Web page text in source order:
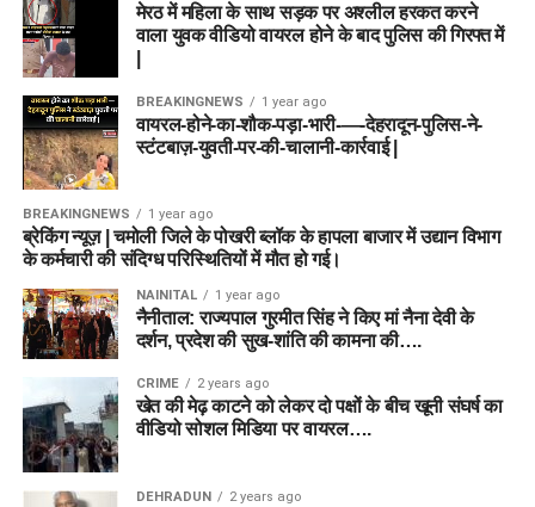
मेरठ में महिला के साथ सड़क पर अश्लील हरकत करने
वाला युवक वीडियो वायरल होने के बाद पुलिस की गिरफ्त में
BREAKINGNEWS 1 year ago
वायरल-होने-का-शौक-पड़ा-भारी-—-देहरादून-पुलिस-ने-
स्टंटबाज़-युवती-पर-की-चालानी-कार्रवाई |
BREAKINGNEWS 1 year ago
ब्रेकिंग न्यूज़ | चमोली जिले के पोखरी ब्लॉक के हापला बाजार में उद्यान विभाग
के कर्मचारी की संदिग्ध परिस्थितियों में मौत हो गई।
NAINITAL 1 year ago
नैनीताल: राज्यपाल गुरमीत सिंह ने किए मां नैना देवी के
दर्शन, प्रदेश की सुख-शांति की कामना की….
CRIME 2 years ago
खेत की मेढ़ काटने को लेकर दो पक्षों के बीच खूनी संघर्ष का
वीडियो सोशल मिडिया पर वायरल….
DEHRADUN 2 years ago